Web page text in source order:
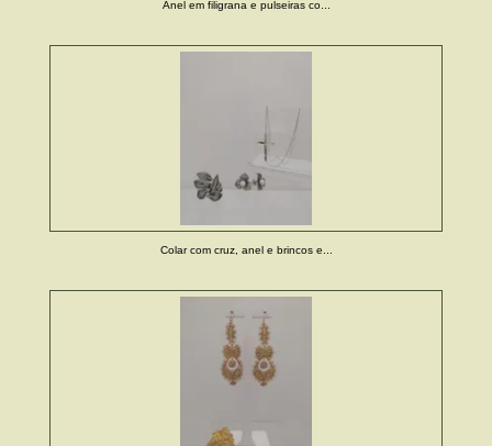
Anel em filigrana e pulseiras co...
Colar com cruz, anel e brincos e...